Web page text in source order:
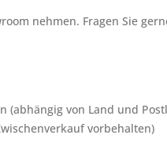
nehmen. Fragen Sie
(abhängig von Land und
vorbehalten)